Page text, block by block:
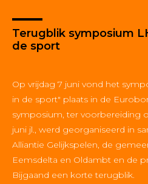
Terugblik symposium
de sport
Op vrijdag 7 juni vond het
in de sport" plaats in de
symposium, ter voorbereiding
juni jl., werd georganiseerd in
Alliantie Gelijkspelen, de
Eemsdelta en Oldambt en de
Bijgaand een korte terugblik.